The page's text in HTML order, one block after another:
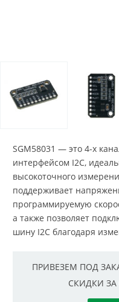
SGM58031 — это 4-х
интерфейсом I2C,
высокоточного
поддерживает
программируемую
а также позволяет
шину I2C благодаря
ПРИВЕЗЕМ ПОД
СКИДКИ